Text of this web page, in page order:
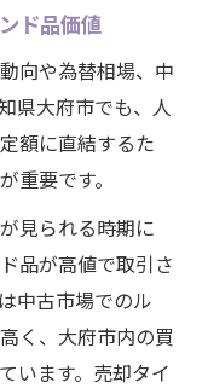
ド品価値
向や為替相場、中
県大府市でも、人
額に直結するた
重要です。
見られる時期に
品が高値で取引さ
中古市場でのル
く、大府市内の買
います。売却タイ